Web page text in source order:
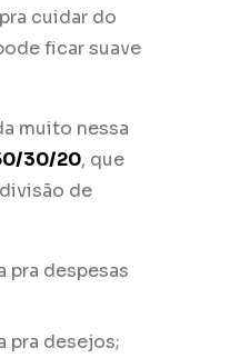
cuidar do
ficar suave
muito nessa
30/20, que
de
pra despesas
pra desejos;